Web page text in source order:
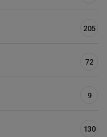
205
72
9
130